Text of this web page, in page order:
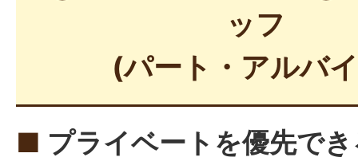
ッフ
(パート・アルバ
■ プライベートを優先で